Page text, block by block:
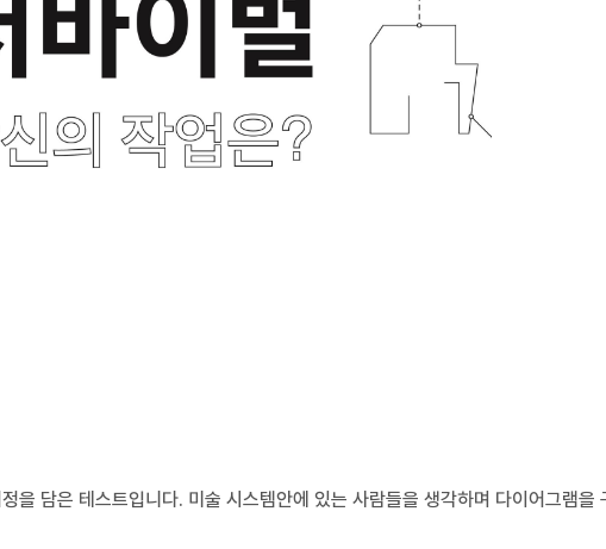
담은 테스트입니다. 미술 시스템안에 있는 사람들을 생각하며 다이어그램